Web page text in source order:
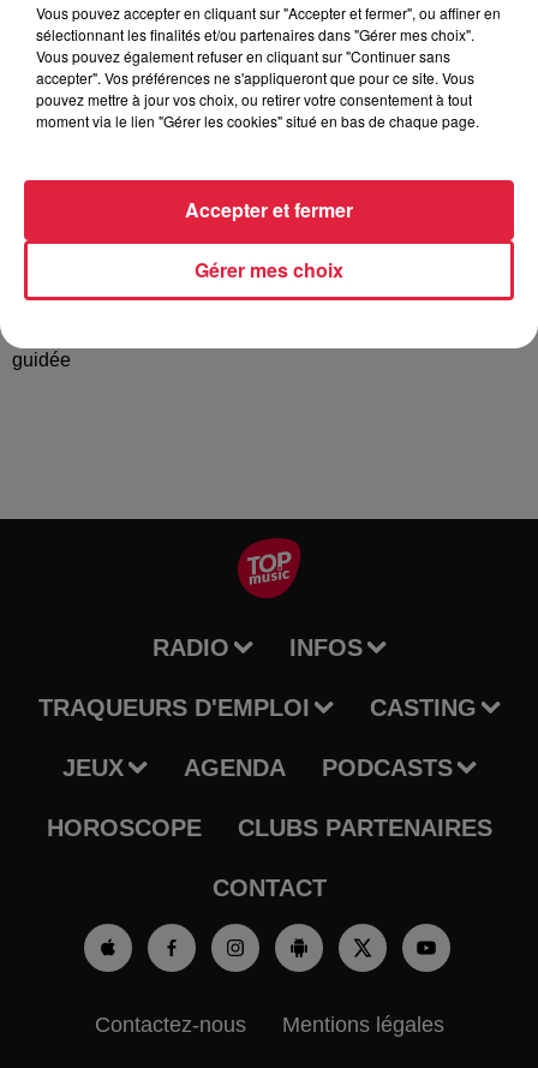
Tarif Gratuit
700 m² de parcours interactif et sensoriel dans une superbe
bâtisse Renaissance. Pour comprendre le patrimoine à tra­
vers les matériaux et les gestes qui l’ont façonné. Maisons à
pans-de-bois châteaux forts… vous révèlent leurs secrets de
fabrication. Petits et grands sont les bienvenus à cette visite
guidée
RADIO INFOS
TRAQUEURS D'EMPLOI CASTING
JEUX AGENDA PODCASTS
HOROSCOPE CLUBS PARTENAIRES
CONTACT
Contactez-nous Mentions légales
Vous pouvez accepter en cliquant sur "Accepter et fermer", ou affiner en
sélectionnant les finalités et/ou partenaires dans "Gérer mes choix".
Vous pouvez également refuser en cliquant sur "Continuer sans
accepter". Vos préférences ne s'appliqueront que pour ce site. Vous
pouvez mettre à jour vos choix, ou retirer votre consentement à tout
moment via le lien "Gérer les cookies" situé en bas de chaque page.
Gérer mes choix
Accepter et fermer